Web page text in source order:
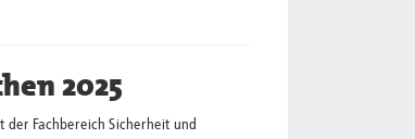
2025
Fachbereich Sicherheit und